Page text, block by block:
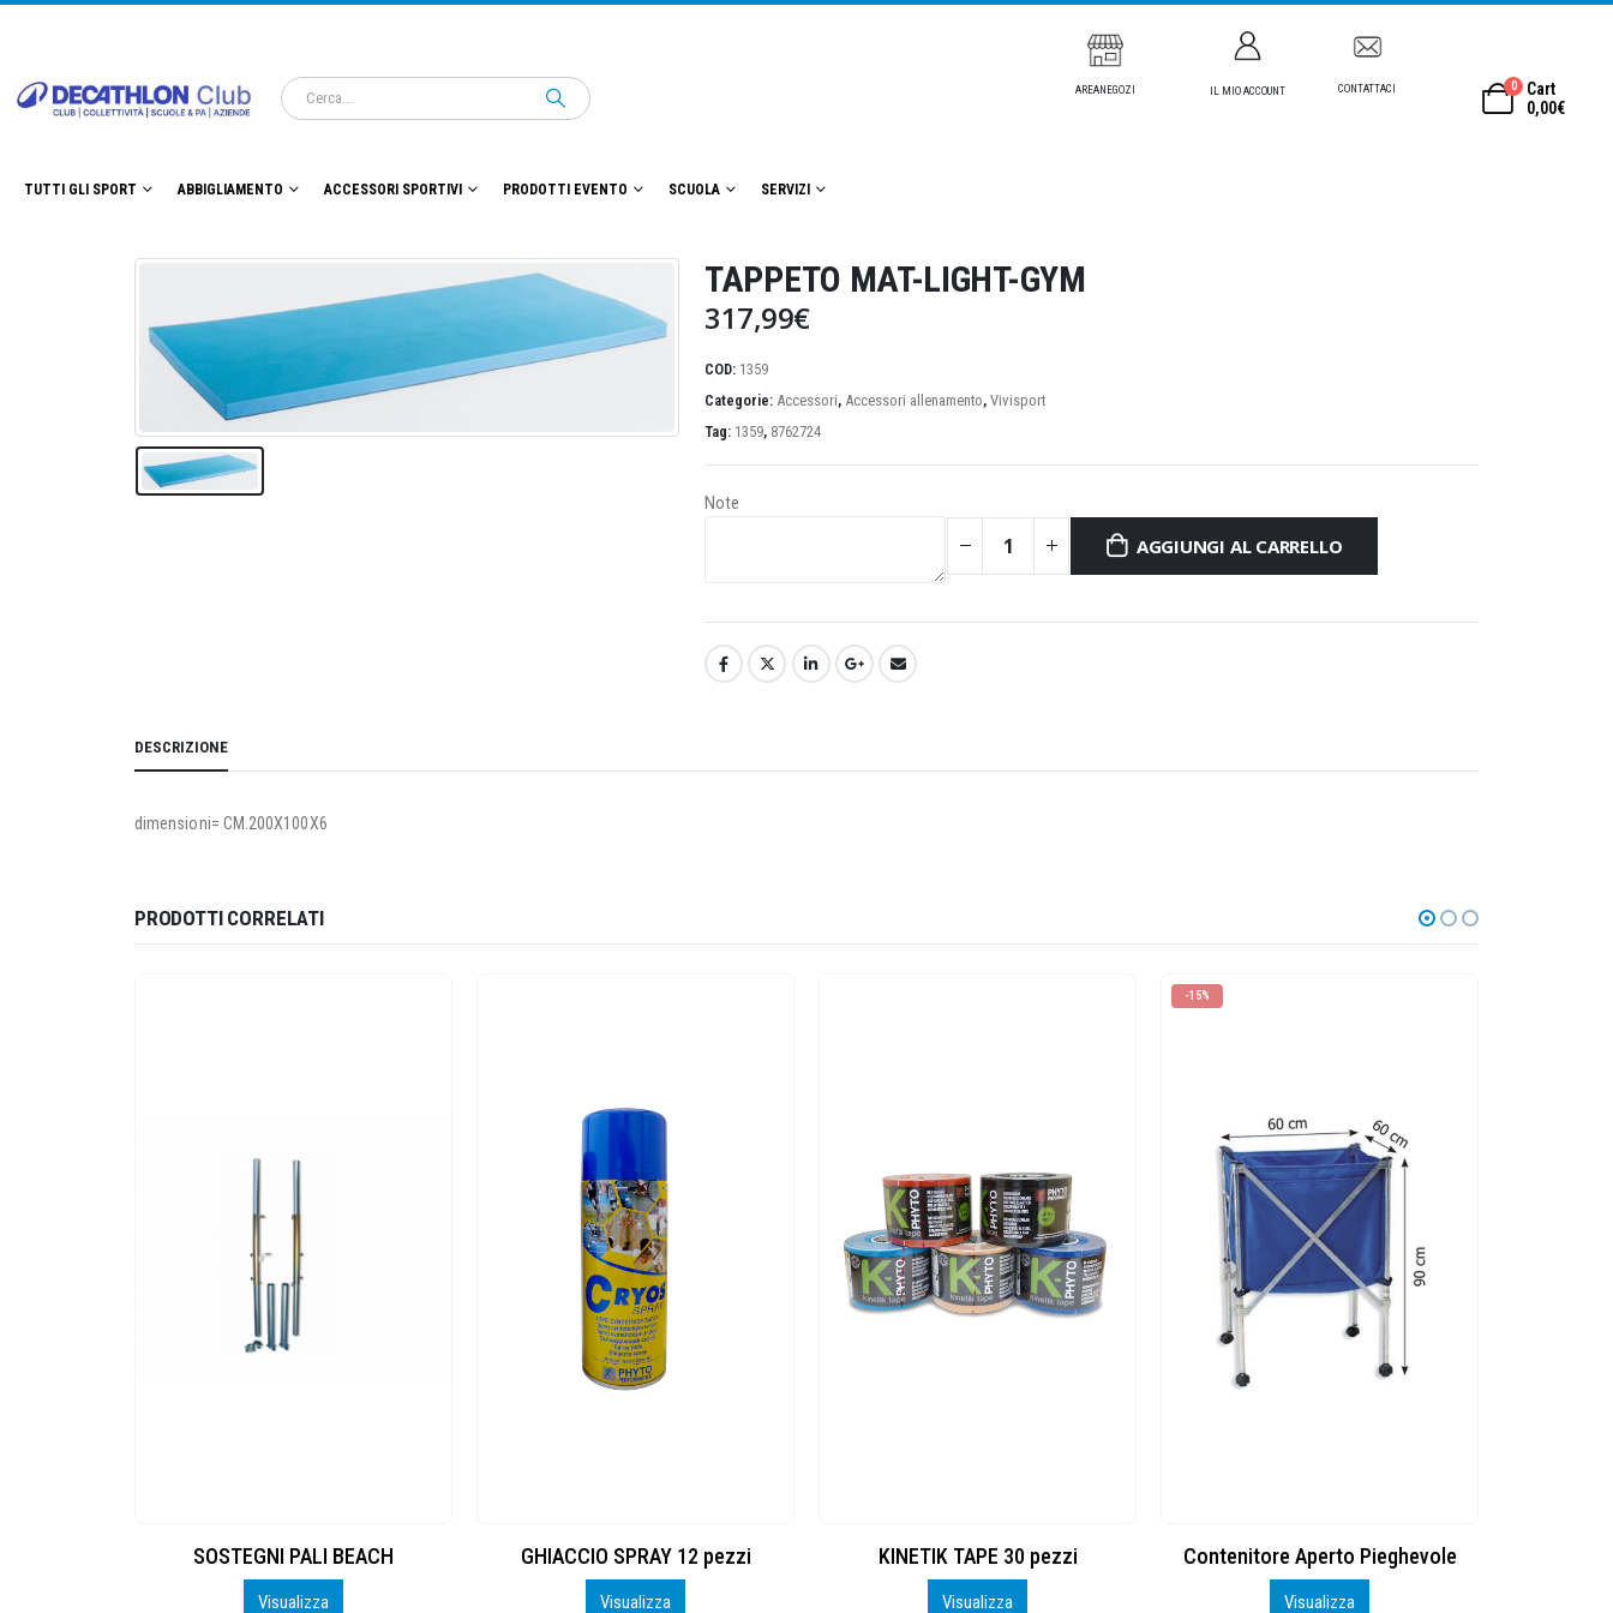
AREANEGOZI IL MIO ACCOUNT CONTATTACI 0
Cart
0,00€
TUTTI GLI SPORT ABBIGLIAMENTO ACCESSORI SPORTIVI PRODOTTI EVENTO SCUOLA SERVIZI
TAPPETO MAT-LIGHT-GYM
317,99€
COD: 1359
Categorie: Accessori, Accessori allenamento, Vivisport
Tag: 1359, 8762724
Note
AGGIUNGI AL CARRELLO
DESCRIZIONE
dimensioni= CM.200X100X6
PRODOTTI CORRELATI
SOSTEGNI PALI BEACH
Visualizza
GHIACCIO SPRAY 12 pezzi
Visualizza
KINETIK TAPE 30 pezzi
Visualizza
-15%
Contenitore Aperto Pieghevole
Visualizza